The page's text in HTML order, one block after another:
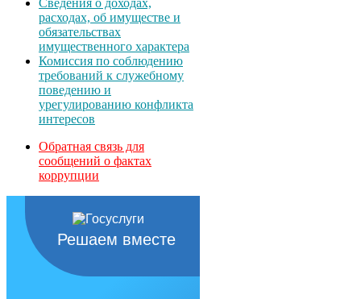
Сведения о доходах,
расходах, об имуществе и
обязательствах
имущественного характера
Комиссия по соблюдению
требований к служебному
поведению и
урегулированию конфликта
интересов
Обратная связь для
сообщений о фактах
коррупции
Решаем вместе